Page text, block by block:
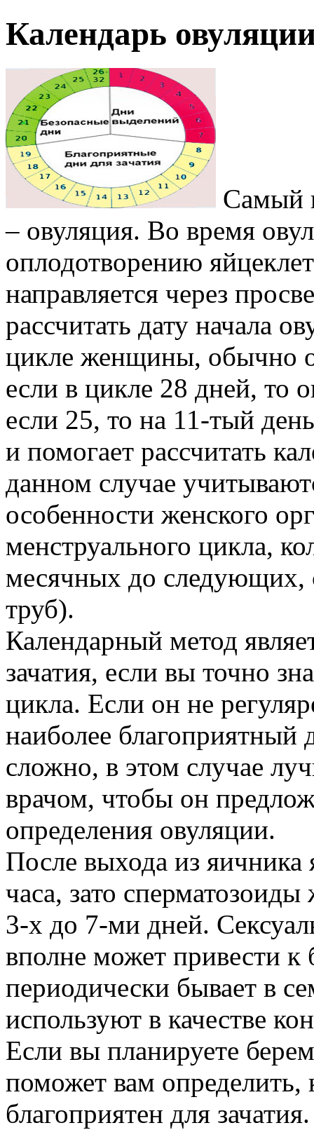
Календарь
Самый
– овуляция. Во время
оплодотворению
направляется через
рассчитать дату начала
цикле женщины, обычно
если в цикле 28 дней, то
если 25, то на 11-тый
и помогает рассчитать
данном случае
особенности женского
менструального цикла,
месячных до следующих,
труб).
Календарный метод
зачатия, если вы точно
цикла. Если он не
наиболее благоприятный
сложно, в этом случае
врачом, чтобы он
определения овуляции.
После выхода из
часа, зато
3-х до 7-ми дней.
вполне может привести к
периодически бывает в
используют в качестве
Если вы планируете
поможет вам определить,
благоприятен для